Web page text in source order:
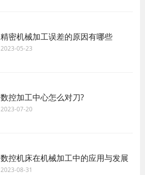
精密机械加工误差的原因有哪些
2023-05-23
数控加工中心怎么对刀?
2023-07-20
数控机床在机械加工中的应用与发展
2023-08-31